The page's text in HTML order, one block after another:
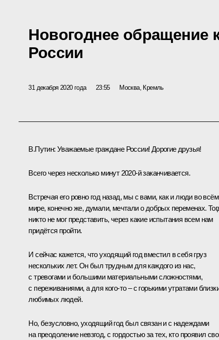
Новогоднее обращение
России
31 декабря 2020 года 23:55 Москва, Кремль
В.Путин: Уважаемые граждане России! Дорогие друзья!
Всего через несколько минут 2020-й заканчивается.
Встречая его ровно год назад, мы с вами, как и люди во всём
мире, конечно же, думали, мечтали о добрых переменах.
никто не мог представить, через какие испытания всем нам
придётся пройти.
И сейчас кажется, что уходящий год вместил в себя груз
нескольких лет. Он был трудным для каждого из нас,
с тревогами и большими материальными сложностями,
с переживаниями, а для кого-то – с горькими утратами
любимых людей.
Но, безусловно, уходящий год был связан и с надеждами
на преодоление невзгод, с гордостью за тех, кто проявил